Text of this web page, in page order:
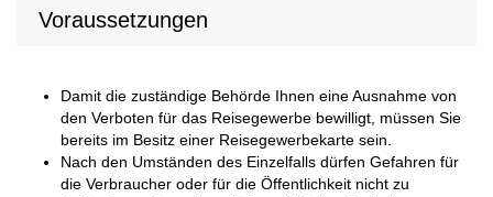
Voraussetzungen
Damit die zuständige Behörde Ihnen eine Ausnahme von
den Verboten für das Reisegewerbe bewilligt, müssen Sie
bereits im Besitz einer Reisegewerbekarte sein.
Nach den Umständen des Einzelfalls dürfen Gefahren für
die Verbraucher oder für die Öffentlichkeit nicht zu